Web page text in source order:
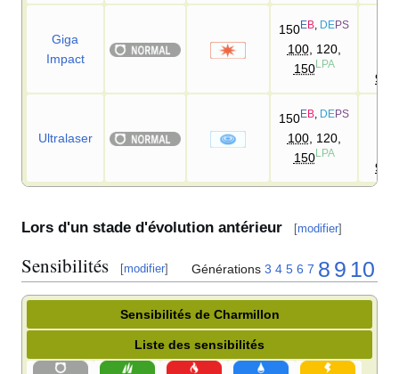
Giga
Impact
150EB DEPS
100, 120,
150 LPA
95
Ultralaser
150EB DEPS
100, 120,
150 LPA
95
Lors d'un stade d'évolution antérieur [modifier]
Sensibilités [modifier] Générations 3 4 5 6 7 8 9 10
Sensibilités de Charmillon
Liste des sensibilités